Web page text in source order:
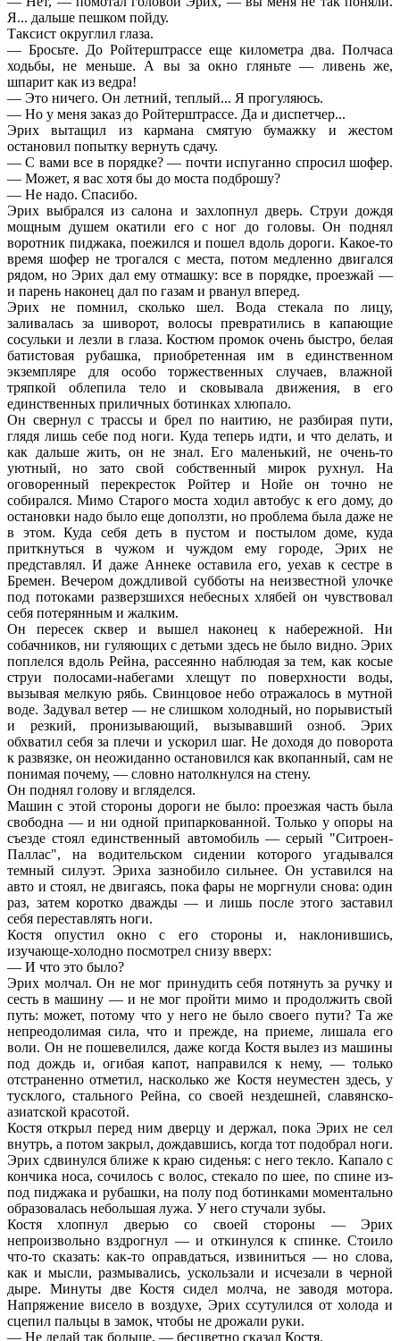
Я... дальше пешком пойду.
Таксист округлил глаза.
— Бросьте. До Ройтерштрассе еще километра два. Полчаса
ходьбы, не меньше. А вы за окно гляньте — ливень же,
шпарит как из ведра!
— Это ничего. Он летний, теплый... Я прогуляюсь.
— Но у меня заказ до Ройтерштрассе. Да и диспетчер...
Эрих вытащил из кармана смятую бумажку и жестом
остановил попытку вернуть сдачу.
— С вами все в порядке? — почти испуганно спросил шофер.
— Может, я вас хотя бы до моста подброшу?
— Не надо. Спасибо.
Эрих выбрался из салона и захлопнул дверь. Струи дождя
мощным душем окатили его с ног до головы. Он поднял
воротник пиджака, поежился и пошел вдоль дороги. Какое-то
время шофер не трогался с места, потом медленно двигался
рядом, но Эрих дал ему отмашку: все в порядке, проезжай —
и парень наконец дал по газам и рванул вперед.
Эрих не помнил, сколько шел. Вода стекала по лицу,
заливалась за шиворот, волосы превратились в капающие
сосульки и лезли в глаза. Костюм промок очень быстро, белая
батистовая рубашка, приобретенная им в единственном
экземпляре для особо торжественных случаев, влажной
тряпкой облепила тело и сковывала движения, в его
единственных приличных ботинках хлюпало.
Он свернул с трассы и брел по наитию, не разбирая пути,
глядя лишь себе под ноги. Куда теперь идти, и что делать, и
как дальше жить, он не знал. Его маленький, не очень-то
уютный, но зато свой собственный мирок рухнул. На
оговоренный перекресток Ройтер и Нойе он точно не
собирался. Мимо Старого моста ходил автобус к его дому, до
остановки надо было еще доползти, но проблема была даже не
в этом. Куда себя деть в пустом и постылом доме, куда
приткнуться в чужом и чуждом ему городе, Эрих не
представлял. И даже Аннеке оставила его, уехав к сестре в
Бремен. Вечером дождливой субботы на неизвестной улочке
под потоками разверзшихся небесных хлябей он чувствовал
себя потерянным и жалким.
Он пересек сквер и вышел наконец к набережной. Ни
собачников, ни гуляющих с детьми здесь не было видно. Эрих
поплелся вдоль Рейна, рассеянно наблюдая за тем, как косые
струи полосами-набегами хлещут по поверхности воды,
вызывая мелкую рябь. Свинцовое небо отражалось в мутной
воде. Задувал ветер — не слишком холодный, но порывистый
и резкий, пронизывающий, вызывавший озноб. Эрих
обхватил себя за плечи и ускорил шаг. Не доходя до поворота
к развязке, он неожиданно остановился как вкопанный, сам не
понимая почему, — словно натолкнулся на стену.
Он поднял голову и вгляделся.
Машин с этой стороны дороги не было: проезжая часть была
свободна — и ни одной припаркованной. Только у опоры на
съезде стоял единственный автомобиль — серый "Ситроен-
Паллас", на водительском сидении которого угадывался
темный силуэт. Эриха зазнобило сильнее. Он уставился на
авто и стоял, не двигаясь, пока фары не моргнули снова: один
раз, затем коротко дважды — и лишь после этого заставил
себя переставлять ноги.
Костя опустил окно с его стороны и, наклонившись,
изучающе-холодно посмотрел снизу вверх:
— И что это было?
Эрих молчал. Он не мог принудить себя потянуть за ручку и
сесть в машину — и не мог пройти мимо и продолжить свой
путь: может, потому что у него не было своего пути? Та же
непреодолимая сила, что и прежде, на приеме, лишала его
воли. Он не пошевелился, даже когда Костя вылез из машины
под дождь и, огибая капот, направился к нему, — только
отстраненно отметил, насколько же Костя неуместен здесь, у
тусклого, стального Рейна, со своей нездешней, славянско-
азиатской красотой.
Костя открыл перед ним дверцу и держал, пока Эрих не сел
внутрь, а потом закрыл, дождавшись, когда тот подобрал ноги.
Эрих сдвинулся ближе к краю сиденья: с него текло. Капало с
кончика носа, сочилось с волос, стекало по шее, по спине из-
под пиджака и рубашки, на полу под ботинками моментально
образовалась небольшая лужа. У него стучали зубы.
Костя хлопнул дверью со своей стороны — Эрих
непроизвольно вздрогнул — и откинулся к спинке. Стоило
что-то сказать: как-то оправдаться, извиниться — но слова,
как и мысли, размывались, ускользали и исчезали в черной
дыре. Минуты две Костя сидел молча, не заводя мотора.
Напряжение висело в воздухе, Эрих ссутулился от холода и
сцепил пальцы в замок, чтобы не дрожали руки.
— Не делай так больше, — бесцветно сказал Костя.